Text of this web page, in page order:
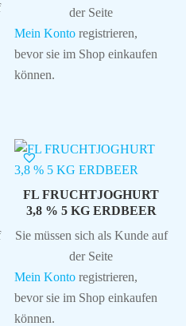
der Seite
Mein Konto registrieren,
bevor sie im Shop einkaufen
können.
FL FRUCHTJOGHURT
3,8 % 5 KG ERDBEER
Sie müssen sich als Kunde auf
der Seite
Mein Konto registrieren,
bevor sie im Shop einkaufen
können.